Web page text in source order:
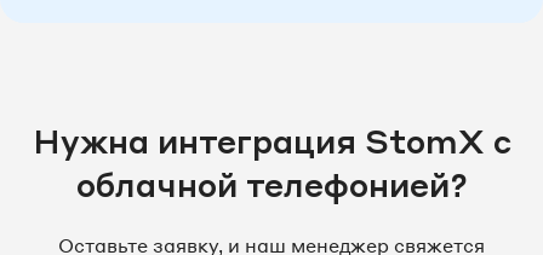
Нужна интеграция StomX с
облачной телефонией?
Оставьте заявку, и наш менеджер свяжется